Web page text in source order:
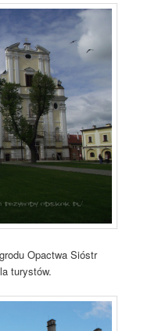
Opactwa Sióstr
turystów.